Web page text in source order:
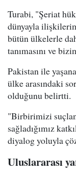
Turabi, "Şeriat
dünyayla
bütün ülkelerle
tanımasını ve
Pakistan ile
ülke arasındaki
olduğunu belirtti.
"Birbirimizi
sağladığımız
diyalog yoluyla
Uluslararası